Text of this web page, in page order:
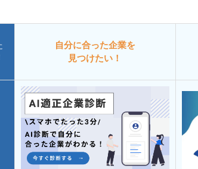
自分に合った企業を
見つけたい！